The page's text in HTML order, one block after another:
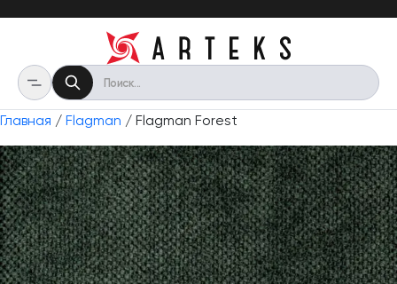
Главная / Flagman / Flagman Forest